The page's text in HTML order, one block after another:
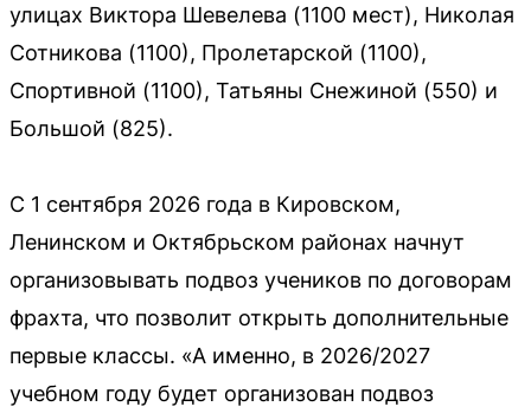
улицах Виктора Шевелева (1100 мест), Николая
Сотникова (1100), Пролетарской (1100),
Спортивной (1100), Татьяны Снежиной (550) и
Большой (825).
С 1 сентября 2026 года в Кировском,
Ленинском и Октябрьском районах начнут
организовывать подвоз учеников по договорам
фрахта, что позволит открыть дополнительные
первые классы. «А именно, в 2026/2027
учебном году будет организован подвоз